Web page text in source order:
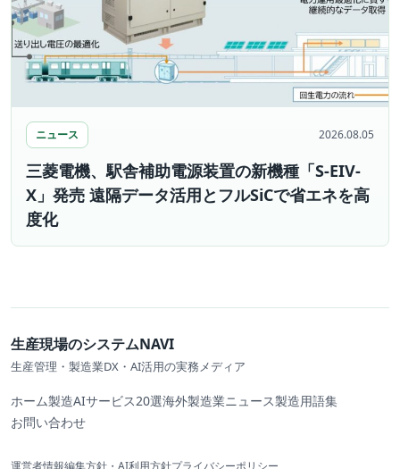
ニュース 2026.08.05
三菱電機、駅舎補助電源装置の新機種「S-EIV-
X」発売 遠隔データ活用とフルSiCで省エネを高
度化
生産現場のシステムNAVI
生産管理・製造業DX・AI活用の実務メディア
ホーム製造AIサービス20選海外製造業ニュース製造用語集
お問い合わせ
運営者情報編集方針・AI利用方針プライバシーポリシー